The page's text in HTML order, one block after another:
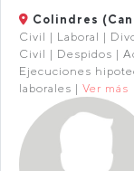
Colindres
Civil | Laboral |
Civil | Despidos |
Ejecuciones
laborales | Ver más